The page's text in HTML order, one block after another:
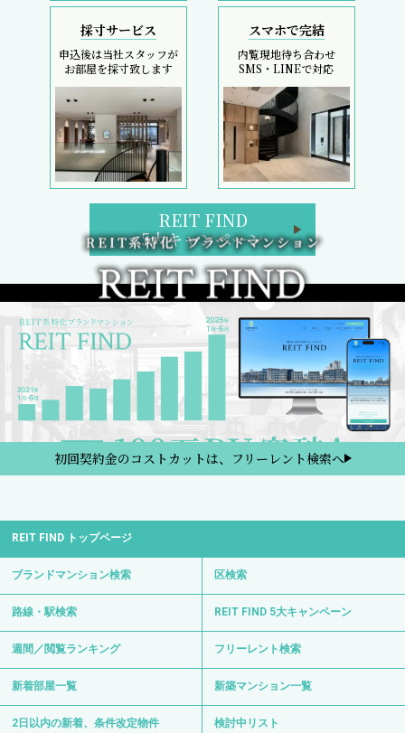
採寸サービス
申込後は当社スタッフが
お部屋を採寸致します
スマホで完結
内覧現地待ち合わせ
SMS・LINEで対応
REIT FIND
5大キャンペーン
初回契約金のコストカットは、フリーレント検索へ
REIT FIND トップページ
ブランドマンション検索 区検索
路線・駅検索 REIT FIND 5大キャンペーン
週間／閲覧ランキング フリーレント検索
新着部屋一覧 新築マンション一覧
2日以内の新着、条件改定物件 検討中リスト